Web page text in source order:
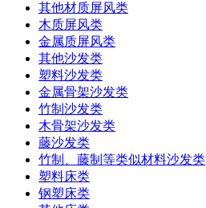
其他材质屏风类
木质屏风类
金属质屏风类
其他沙发类
塑料沙发类
金属骨架沙发类
竹制沙发类
木骨架沙发类
藤沙发类
竹制、藤制等类似材料沙发类
塑料床类
钢塑床类